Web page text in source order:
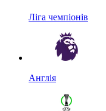
Ліга чемпіонів
Англія